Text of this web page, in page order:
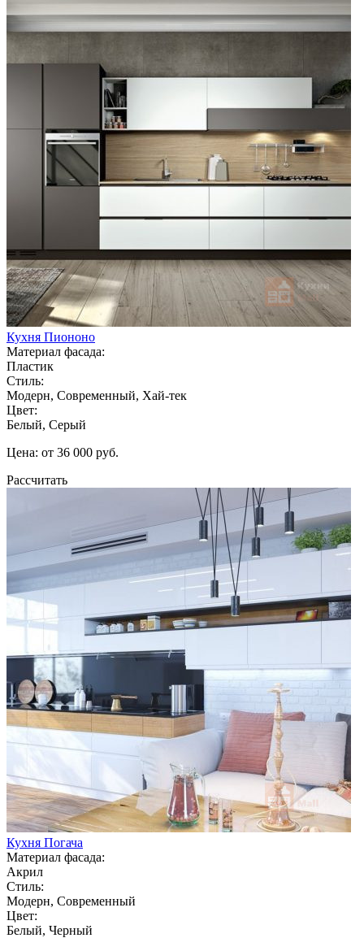
Кухня Пиононо
Материал фасада:
Пластик
Стиль:
Модерн, Современный, Хай-тек
Цвет:
Белый, Серый
Цена: от 36 000 руб.
Рассчитать
Кухня Погача
Материал фасада:
Акрил
Стиль:
Модерн, Современный
Цвет:
Белый, Черный